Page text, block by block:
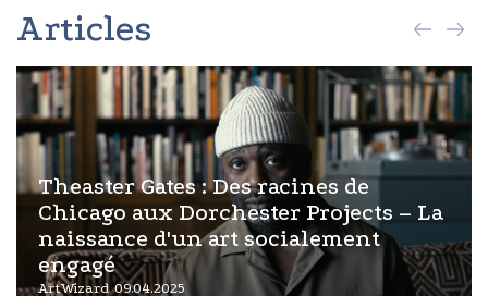
Articles
Theaster Gates : Des racines de
Chicago aux Dorchester Projects – La
naissance d'un art socialement
engagé
ArtWizard 09.04.2025